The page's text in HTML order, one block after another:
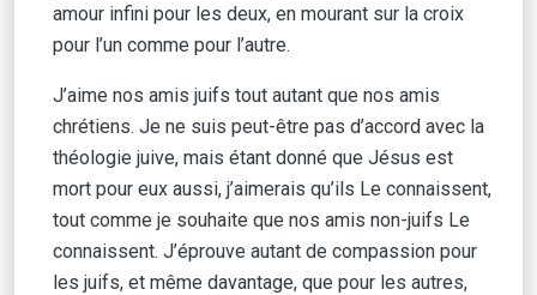
amour infini pour les deux, en mourant sur la croix
pour l’un comme pour l’autre.
J’aime nos amis juifs tout autant que nos amis
chrétiens. Je ne suis peut-être pas d’accord avec la
théologie juive, mais étant donné que Jésus est
mort pour eux aussi, j’aimerais qu’ils Le connaissent,
tout comme je souhaite que nos amis non-juifs Le
connaissent. J’éprouve autant de compassion pour
les juifs, et même davantage, que pour les autres,